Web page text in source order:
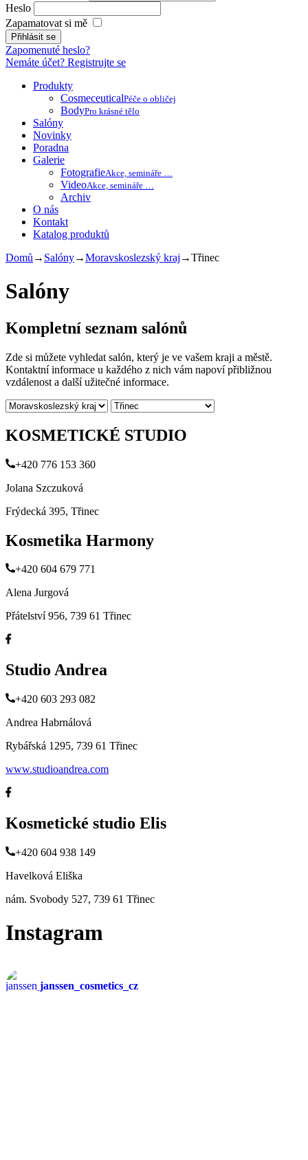
Heslo
Zapamatovat si mě
Zapomenuté heslo?
Nemáte účet? Registrujte se
Produkty
CosmeceuticalPéče o obličej
BodyPro krásné tělo
Salóny
Novinky
Poradna
Galerie
FotografieAkce, semináře …
VideoAkce, semináře …
Archiv
O nás
Kontakt
Katalog produktů
Domů → Salóny→Moravskoslezský kraj →Třinec
Salóny
Kompletní seznam salónů
Zde si můžete vyhledat salón, který je ve vašem kraji a městě.
Kontaktní informace u každého z nich vám napoví přibližnou
vzdálenost a další užitečné informace.
KOSMETICKÉ STUDIO
+420 776 153 360
Jolana Szczuková
Frýdecká 395, Třinec
Kosmetika Harmony
+420 604 679 771
Alena Jurgová
Přátelství 956, 739 61 Třinec
Studio Andrea
+420 603 293 082
Andrea Habrnálová
Rybářská 1295, 739 61 Třinec
www.studioandrea.com
Kosmetické studio Elis
+420 604 938 149
Havelková Eliška
nám. Svobody 527, 739 61 Třinec
Instagram
janssen_cosmetics_cz